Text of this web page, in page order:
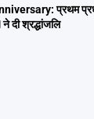
प्रथम
श्रद्धांजलि